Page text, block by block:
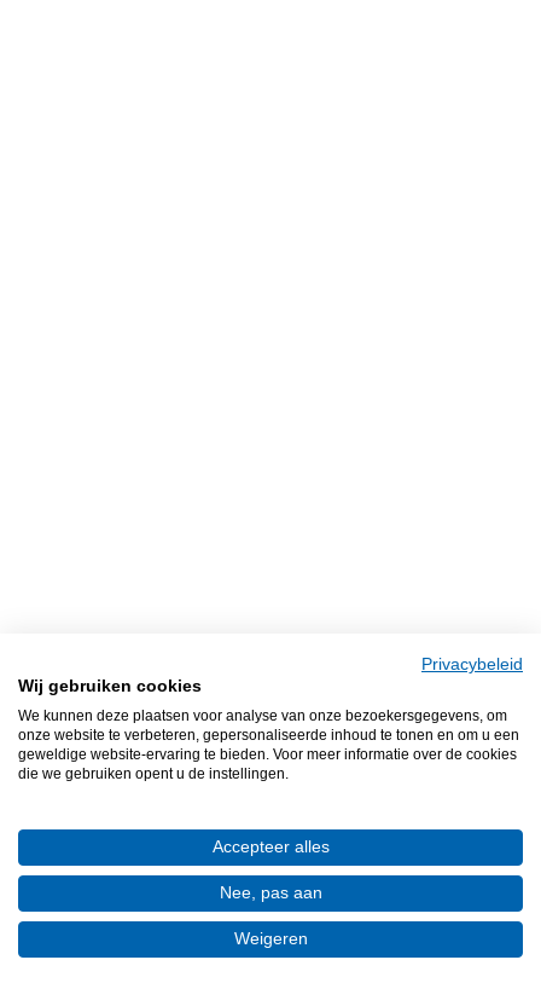
Privacybeleid
Wij gebruiken cookies
We kunnen deze plaatsen voor analyse van onze bezoekersgegevens, om
onze website te verbeteren, gepersonaliseerde inhoud te tonen en om u een
geweldige website-ervaring te bieden. Voor meer informatie over de cookies
die we gebruiken opent u de instellingen.
Accepteer alles
Nee, pas aan
Weigeren